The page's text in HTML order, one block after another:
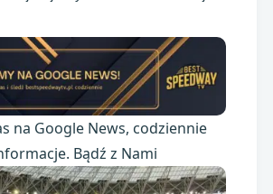
na Google News, codziennie
Bądź z Nami